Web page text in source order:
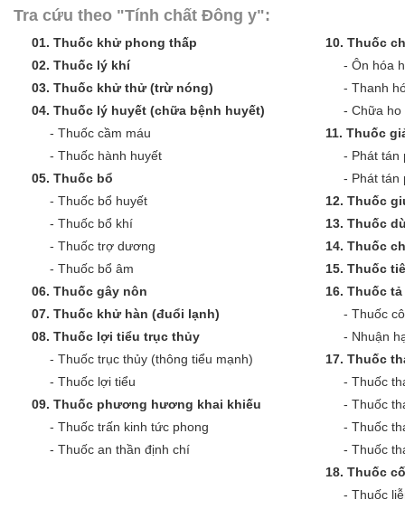
Tra cứu theo "Tính chất Đông y":
01. Thuốc khử phong thấp
02. Thuốc lý khí
03. Thuốc khử thử (trừ nóng)
04. Thuốc lý huyết (chữa bệnh huyết)
- Thuốc cầm máu
- Thuốc hành huyết
05. Thuốc bổ
- Thuốc bổ huyết
- Thuốc bổ khí
- Thuốc trợ dương
- Thuốc bổ âm
06. Thuốc gây nôn
07. Thuốc khử hàn (đuổi lạnh)
08. Thuốc lợi tiểu trục thủy
- Thuốc trục thủy (thông tiểu mạnh)
- Thuốc lợi tiểu
09. Thuốc phương hương khai khiếu
- Thuốc trấn kinh tức phong
- Thuốc an thần định chí
10. Thuốc
- Ôn hóa
- Thanh
- Chữa ho
11. Thuốc
- Phát tán
- Phát tán
12. Thuốc
13. Thuốc
14. Thuốc
15. Thuốc
16. Thuốc
- Thuốc
- Nhuận
17. Thuốc
- Thuốc
- Thuốc
- Thuốc
- Thuốc
18. Thuốc
- Thuốc